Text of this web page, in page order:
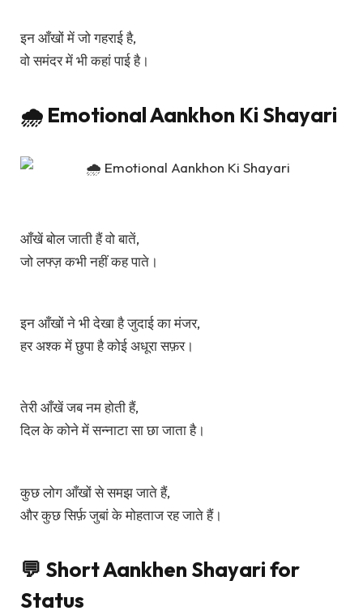
इन आँखों में जो गहराई है,
वो समंदर में भी कहां पाई है।
🌧️ Emotional Aankhon Ki Shayari
आँखें बोल जाती हैं वो बातें,
जो लफ्ज़ कभी नहीं कह पाते।
इन आँखों ने भी देखा है जुदाई का मंजर,
हर अश्क में छुपा है कोई अधूरा सफ़र।
तेरी आँखें जब नम होती हैं,
दिल के कोने में सन्नाटा सा छा जाता है।
कुछ लोग आँखों से समझ जाते हैं,
और कुछ सिर्फ़ जुबां के मोहताज रह जाते हैं।
💬 Short Aankhen Shayari for
Status